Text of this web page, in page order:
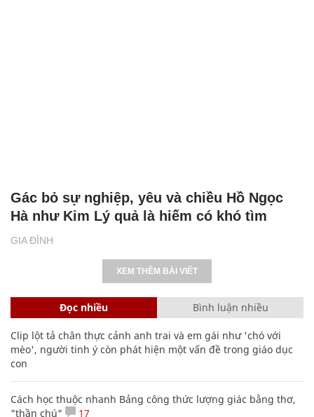
GIA ĐÌNH
Gác bỏ sự nghiệp, yêu và chiều Hồ Ngọc
Hà như Kim Lý quả là hiếm có khó tìm
XEM THÊM BÀI VIẾT
Đọc nhiều Bình luận nhiều
Clip lột tả chân thực cảnh anh trai và em gái như 'chó với
mèo', người tinh ý còn phát hiện một vấn đề trong giáo dục
con
Cách học thuộc nhanh Bảng công thức lượng giác bằng thơ,
"thần chú"
17